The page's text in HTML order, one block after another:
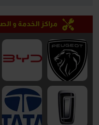
مراكز الخدمة و